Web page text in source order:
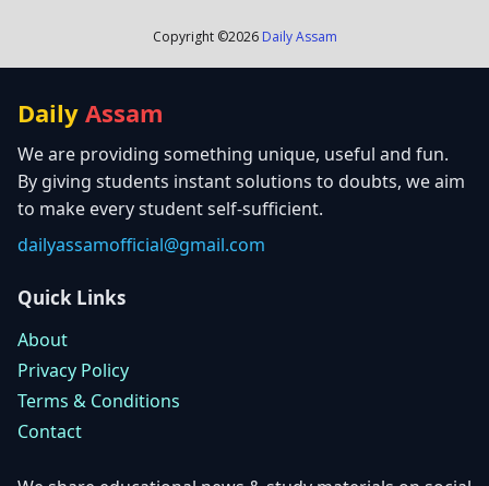
Copyright ©2026 Daily Assam
Daily Assam
We are providing something unique, useful and fun.
By giving students instant solutions to doubts, we aim
to make every student self-sufficient.
dailyassamofficial@gmail.com
Quick Links
About
Privacy Policy
Terms & Conditions
Contact